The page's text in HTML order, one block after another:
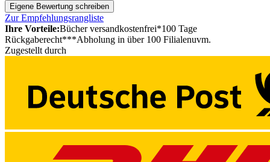
Eigene Bewertung schreiben
Zur Empfehlungsrangliste
Ihre Vorteile:Bücher versandkostenfrei*100 Tage
Rückgaberecht***Abholung in über 100 Filialenuvm.
Zugestellt durch